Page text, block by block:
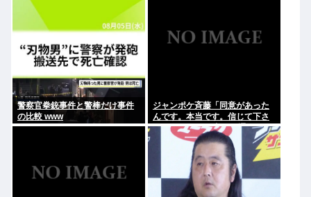
警察官拳銃事件と警棒だけ事件
の比較 www
ジャンポケ斉藤「同意があった
んです。本当です。信じて下さ
い」 ←何でこの主張が通らない